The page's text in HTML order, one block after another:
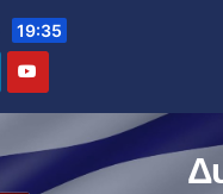
19:35